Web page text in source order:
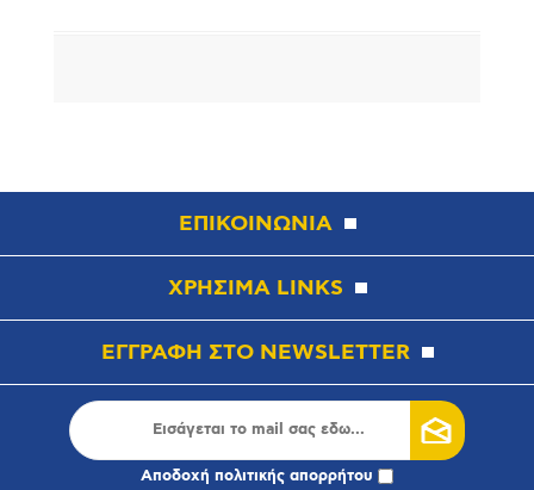
ΕΠΙΚΟΙΝΩΝΙΑ
ΧΡΗΣΙΜΑ LINKS
ΕΓΓΡΑΦΗ ΣΤΟ NEWSLETTER
Αποδοχή πολιτικής απορρήτου